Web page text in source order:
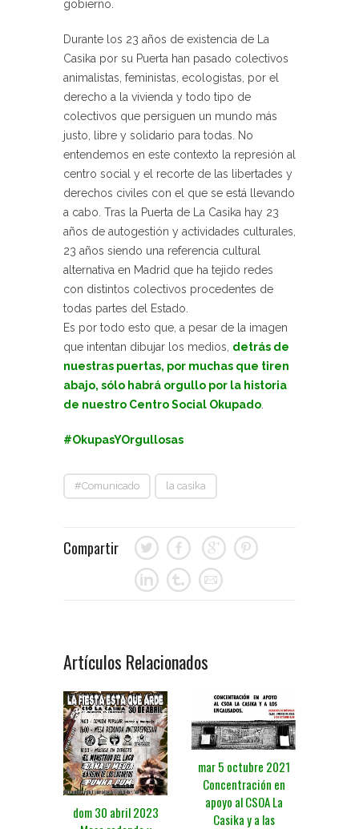
gobierno.
Durante los 23 años de existencia de La
Casika por su Puerta han pasado colectivos
animalistas, feministas, ecologistas, por el
derecho a la vivienda y todo tipo de
colectivos que persiguen un mundo más
justo, libre y solidario para todas. No
entendemos en este contexto la represión al
centro social y el recorte de las libertades y
derechos civiles con el que se está llevando
a cabo. Tras la Puerta de La Casika hay 23
años de autogestión y actividades culturales,
23 años siendo una referencia cultural
alternativa en Madrid que ha tejido redes
con distintos colectivos procedentes de
todas partes del Estado.
Es por todo esto que, a pesar de la imagen
que intentan dibujar los medios, detrás de
nuestras puertas, por muchas que tiren
abajo, sólo habrá orgullo por la historia
de nuestro Centro Social Okupado
#OkupasYOrgullosas
#Comunicado la casika
Compartir
Artículos Relacionados
dom 30 abril 2023
mar 5 octubre 2021
Concentración en
apoyo al CSOA La
Casika y a las